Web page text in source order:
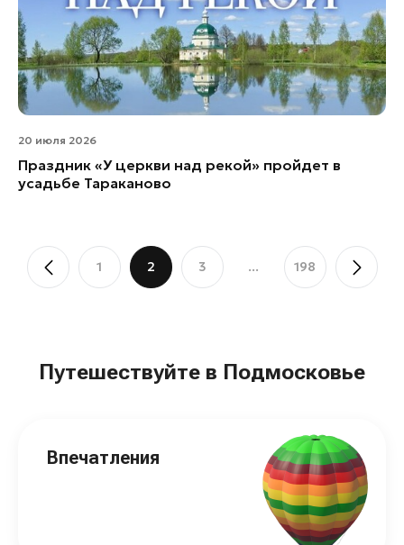
20 июля 2026
Праздник «У церкви над рекой» пройдет в
усадьбе Тараканово
1 2 3 ... 198
Путешествуйте в Подмосковье
Впечатления